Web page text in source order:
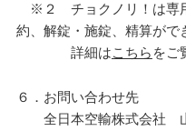
※２ チョクノリ！は専
約、解錠・施錠、精算がで
詳細はこちら をご
６．お問い合わせ先
全日本空輸株式会社